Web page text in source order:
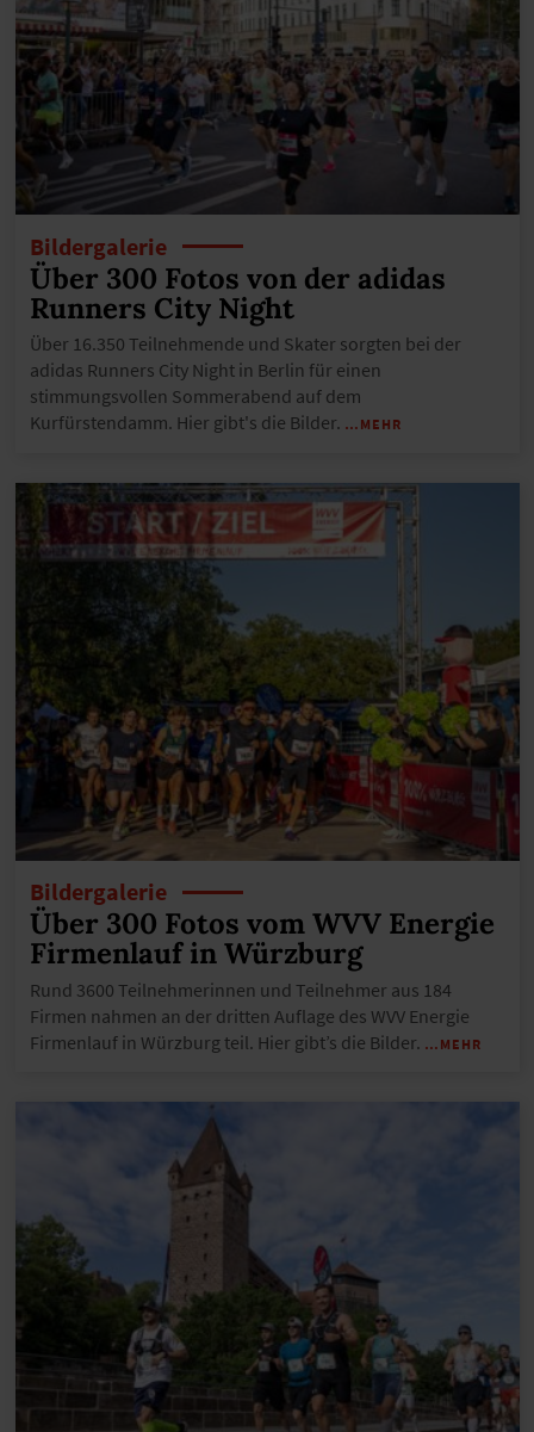
Bildergalerie
Über 300 Fotos von der adidas
Runners City Night
Über 16.350 Teilnehmende und Skater sorgten bei der
adidas Runners City Night in Berlin für einen
stimmungsvollen Sommerabend auf dem
Kurfürstendamm. Hier gibt's die Bilder. …MEHR
Bildergalerie
Über 300 Fotos vom WVV Energie
Firmenlauf in Würzburg
Rund 3600 Teilnehmerinnen und Teilnehmer aus 184
Firmen nahmen an der dritten Auflage des WVV Energie
Firmenlauf in Würzburg teil. Hier gibt’s die Bilder. …MEHR